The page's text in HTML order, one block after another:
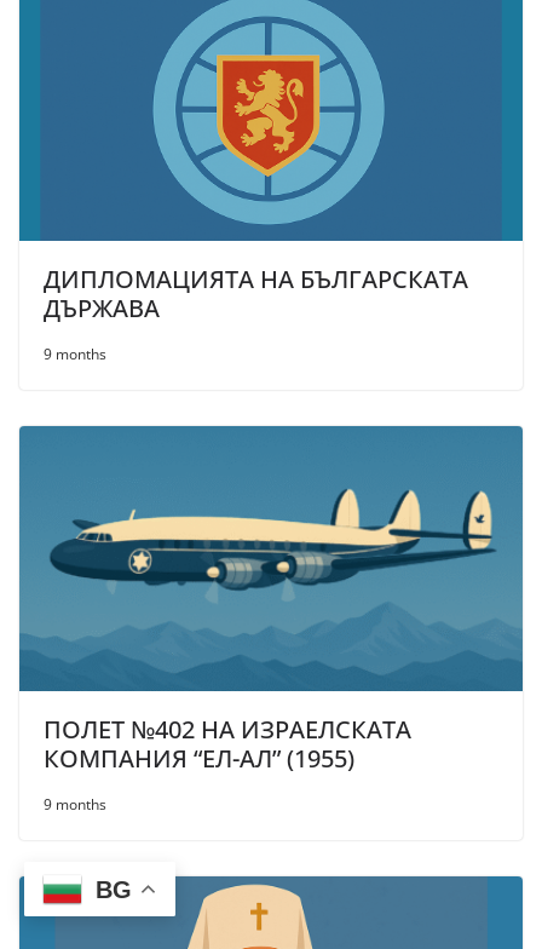
ДИПЛОМАЦИЯТА НА БЪЛГАРСКАTA
ДЪРЖАВА
9 months
ПОЛЕТ №402 НА ИЗРАЕЛСКАТА
КОМПАНИЯ “ЕЛ-АЛ” (1955)
9 months
BG